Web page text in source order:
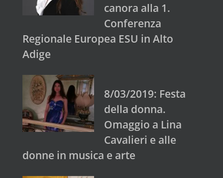
canora alla 1.
Conferenza
Regionale Europea ESU in Alto
Adige
8/03/2019: Festa
della donna.
Omaggio a Lina
Cavalieri e alle
donne in musica e arte